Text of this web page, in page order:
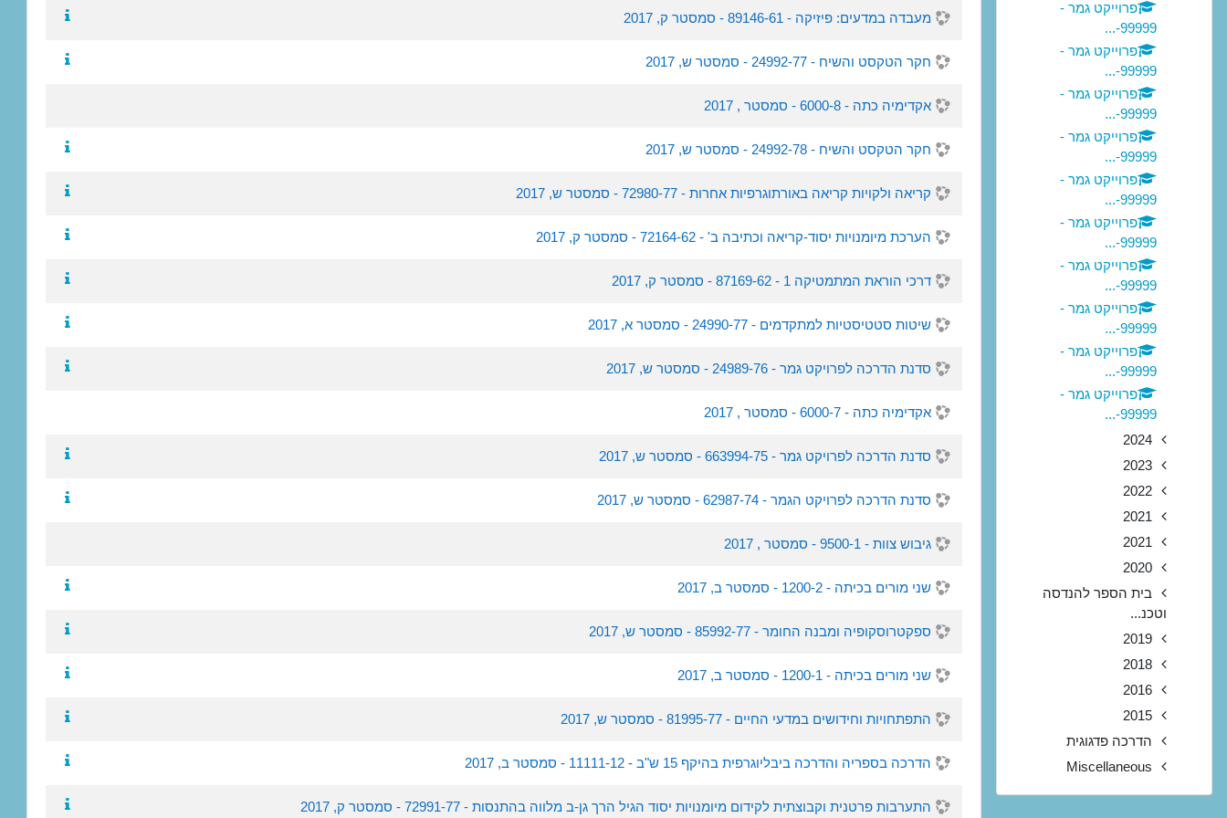
מעבדה במדעים: פיזיקה - 89146-61 - סמסטר ק, 2017
חקר הטקסט והשיח - 24992-77 - סמסטר ש, 2017
אקדימיה כתה - 6000-8 - סמסטר , 2017
חקר הטקסט והשיח - 24992-78 - סמסטר ש, 2017
קריאה ולקויות קריאה באורתוגרפיות אחרות - 72980-77 - סמסטר ש, 2017
הערכת מיומנויות יסוד-קריאה וכתיבה ב' - 72164-62 - סמסטר ק, 2017
דרכי הוראת המתמטיקה 1 - 87169-62 - סמסטר ק, 2017
שיטות סטטיסטיות למתקדמים - 24990-77 - סמסטר א, 2017
סדנת הדרכה לפרויקט גמר - 24989-76 - סמסטר ש, 2017
אקדימיה כתה - 6000-7 - סמסטר , 2017
סדנת הדרכה לפרויקט גמר - 663994-75 - סמסטר ש, 2017
סדנת הדרכה לפרויקט הגמר - 62987-74 - סמסטר ש, 2017
גיבוש צוות - 9500-1 - סמסטר , 2017
שני מורים בכיתה - 1200-2 - סמסטר ב, 2017
ספקטרוסקופיה ומבנה החומר - 85992-77 - סמסטר ש, 2017
שני מורים בכיתה - 1200-1 - סמסטר ב, 2017
התפתחויות וחידושים במדעי החיים - 81995-77 - סמסטר ש, 2017
הדרכה בספריה והדרכה ביבליוגרפית בהיקף 15 ש"ב - 11111-12 - סמסטר ב, 2017
התערבות פרטנית וקבוצתית לקידום מיומנויות יסוד הגיל הרך גן-ב מלווה בהתנסות - 72991-77 - סמסטר ק, 2017
2024
2023
2022
2021
2021
2020
בית הספר להנדסה
וטכנ...
2019
2018
פרוייקט גמר -
99999-...
פרוייקט גמר -
99999-...
פרוייקט גמר -
99999-...
פרוייקט גמר -
99999-...
פרוייקט גמר -
99999-...
פרוייקט גמר -
99999-...
פרוייקט גמר -
99999-...
פרוייקט גמר -
99999-...
פרוייקט גמר -
99999-...
פרוייקט גמר -
99999-...
2016
2015
הדרכה פדגוגית
Miscellaneous